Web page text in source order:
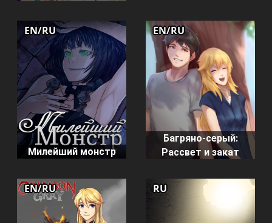
Милейший монстр
EN/RU
Багряно-серый:
Рассвет и закат
EN/RU
EN/RU RU